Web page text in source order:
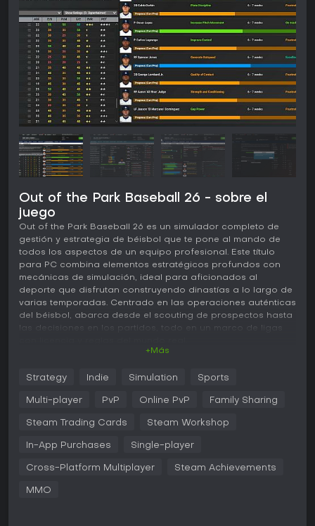
Out of the Park Baseball 26 - sobre el
juego
Out of the Park Baseball 26 es un simulador completo de
gestión y estrategia de béisbol que te pone al mando de
todos los aspectos de un equipo profesional. Este título
para PC combina elementos estratégicos profundos con
mecánicas de simulación, ideal para aficionados al
deporte que disfrutan construyendo dinastías a lo largo de
varias temporadas. Centrado en las operaciones auténticas
del béisbol, abarca desde el scouting de prospectos hasta
las decisiones en los partidos, todo en un marco de ligas
En Out of the Park Baseball 26 asumes el rol de mánager o
gerente general, gestionando tareas como el draft de
agentes libres para moldear el futuro de tu franquicia. El
mediante sistemas como el Player Development Lab 2.0,
intermedios para ajustar los programas de entrenamiento y
+Más
Strategy Indie Simulation Sports
Multi-player PvP Online PvP Family Sharing
Steam Trading Cards Steam Workshop
In-App Purchases Single-player
Cross-Platform Multiplayer Steam Achievements
MMO